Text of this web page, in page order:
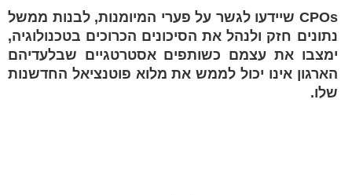
CPOs שיידעו לגשר על פערי המיומנות, לבנות ממשל
נתונים חזק ולנהל את הסיכונים הכרוכים בטכנולוגיה,
ימצבו את עצמם כשותפים אסטרטגיים שבלעדיהם
הארגון אינו יכול לממש את מלוא פוטנציאל החדשנות
שלו.